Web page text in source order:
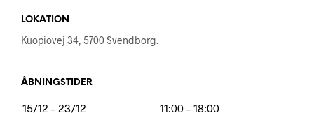
LOKATION
Kuopiovej 34, 5700 Svendborg.
ÅBNINGSTIDER
15/12 – 23/12
11:00 – 18:00